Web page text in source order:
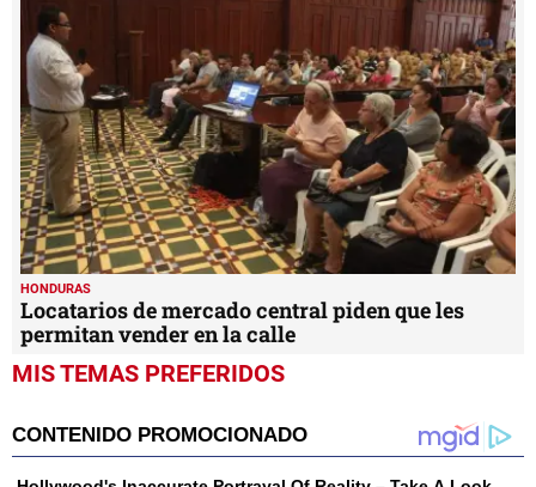
HONDURAS
Locatarios de mercado central piden que les
permitan vender en la calle
MIS TEMAS PREFERIDOS